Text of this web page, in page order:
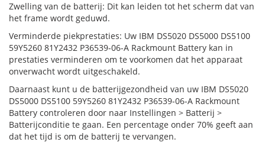
Zwelling van de batterij: Dit kan leiden tot het scherm dat van
het frame wordt geduwd.
Verminderde piekprestaties: Uw IBM DS5020 DS5000 DS5100
59Y5260 81Y2432 P36539-06-A Rackmount Battery kan in
prestaties verminderen om te voorkomen dat het apparaat
onverwacht wordt uitgeschakeld.
Daarnaast kunt u de batterijgezondheid van uw IBM DS5020
DS5000 DS5100 59Y5260 81Y2432 P36539-06-A Rackmount
Battery controleren door naar Instellingen > Batterij >
Batterijconditie te gaan. Een percentage onder 70% geeft aan
dat het tijd is om de batterij te vervangen.